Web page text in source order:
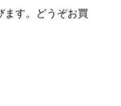
ます。どうぞお買